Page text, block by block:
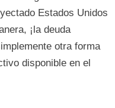
Estados Unidos
¡la deuda
otra forma
disponible en el